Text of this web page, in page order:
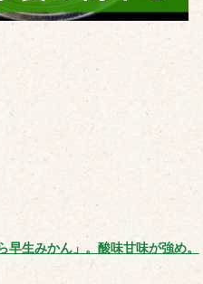
生みかん」。酸味甘味が強め。